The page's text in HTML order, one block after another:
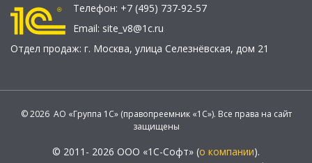
Телефон: +7 (495) 737-92-57
Email: site_v8@1c.ru
Отдел продаж: г. Москва, улица Селезнёвская, дом 21
© 2026 АО «Группа 1С» (правопреемник «1С»). Все права на сайт
защищены
© 2011- 2026 ООО «1С-Софт» (о компании).